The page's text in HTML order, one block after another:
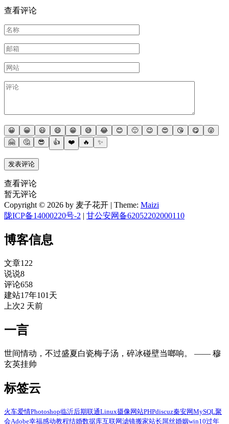
查看评论
😀 😀 😃 😄 😁 😅 😂 😊 🙂 😉 😍 😘 😋
😜
🤗
🤔 😎 👍 ❤️ 🔥 ✨
查看评论
暂无评论
Copyright © 2026 by 麦子花开 | Theme: Maizi
陇ICP备14000220号-2 | 甘公安网备62052202000110
博客信息
文章122
说说8
评论658
建站17年101天
上次2 天前
一言
世间情动，不过盛夏白瓷梅子汤，碎冰碰壁当啷响。 —— 穆
玄英挂帅
标签云
火车爱情Photoshop临沂后期联通Linux摄像网站PHPdiscuz秦安网MySQL聚
会Adobe幸福感动教程结婚数据库互联网滤镜搬家站长屌丝婚姻win10过年